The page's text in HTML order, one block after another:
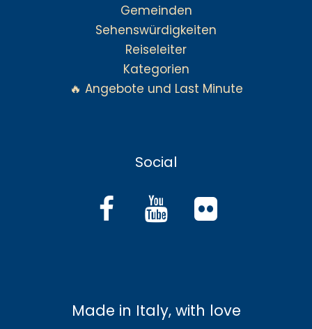
Gemeinden
Sehenswürdigkeiten
Reiseleiter
Kategorien
🔥 Angebote und Last Minute
Social
Made in Italy, with love